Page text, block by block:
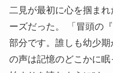
二見が最初に心を掴ま
ーズだった。 「冒頭の
部分です。誰しも幼少
の声は記憶のどこかに